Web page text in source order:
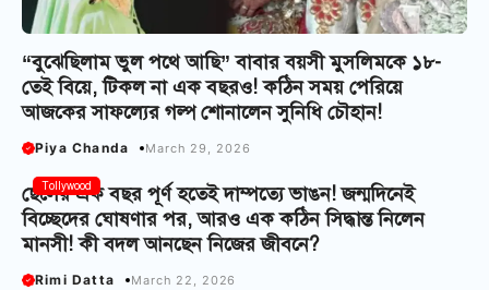
“বুঝেছিলাম ভুল পথে আছি” বাবার বয়সী মুসলিমকে ১৮-
তেই বিয়ে, টিকল না এক বছরও! কঠিন সময় পেরিয়ে
আজকের সাফল্যের গল্প শোনালেন সুনিধি চৌহান!
Piya Chanda March 29, 2026
Tollywood
ছেলের এক বছর পূর্ণ হতেই দাম্পত্যে ভাঙন! জন্মদিনেই
বিচ্ছেদের ঘোষণার পর, আরও এক কঠিন সিদ্ধান্ত নিলেন
মানসী! কী বদল আনছেন নিজের জীবনে?
Rimi Datta March 22, 2026